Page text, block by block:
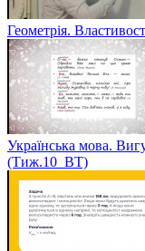
Геометрія.
Українська мова.
(Тиж.10_ВТ)